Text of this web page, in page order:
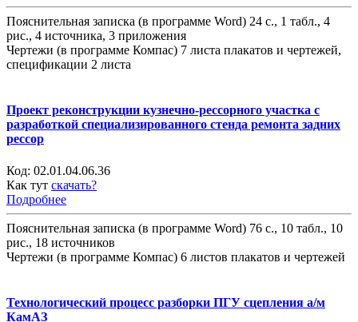
Пояснительная записка (в программе Word) 24 с., 1 табл., 4
рис., 4 источника, 3 приложения
Чертежи (в программе Компас) 7 листа плакатов и чертежей,
спецификации 2 листа
Проект реконструкции кузнечно-рессорного участка с
разработкой специализированного стенда ремонта задних
рессор
Код: 02.01.04.06.36
Как тут скачать?
Подробнее
Пояснительная записка (в программе Word) 76 с., 10 табл., 10
рис., 18 источников
Чертежи (в программе Компас) 6 листов плакатов и чертежей
Технологический процесс разборки ПГУ сцепления а/м
КамАЗ